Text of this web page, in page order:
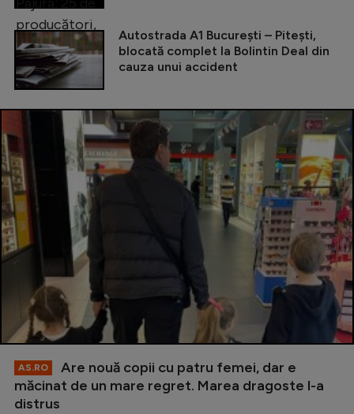
Autostrada A1 București – Pitești,
blocată complet la Bolintin Deal din
cauza unui accident
AS.RO
Are nouă copii cu patru femei, dar e
măcinat de un mare regret. Marea dragoste l-a
distrus